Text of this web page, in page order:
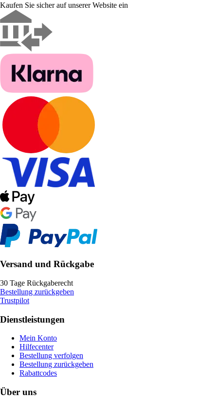
Kaufen Sie sicher auf unserer Website ein
Versand und Rückgabe
30 Tage Rückgaberecht
Bestellung zurückgeben
Trustpilot
Dienstleistungen
Mein Konto
Hilfecenter
Bestellung verfolgen
Bestellung zurückgeben
Rabattcodes
Über uns